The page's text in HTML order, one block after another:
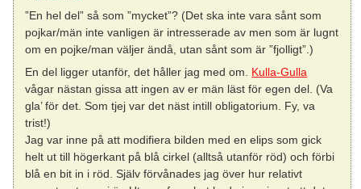
”En hel del” så som ”mycket”? (Det ska inte vara sånt som
pojkar/män inte vanligen är intresserade av men som är lugnt
om en pojke/man väljer ändå, utan sånt som är ”fjolligt”.)
En del ligger utanför, det håller jag med om. Kulla-Gulla
vågar nästan gissa att ingen av er män läst för egen del. (Va
gla’ för det. Som tjej var det näst intill obligatorium. Fy, va
trist!)
Jag var inne på att modifiera bilden med en elips som gick
helt ut till högerkant på blå cirkel (alltså utanför röd) och förbi
blå en bit in i röd. Själv förvånades jag över hur relativt